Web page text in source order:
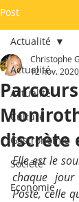
Post
Actualité
Actualité
Culture
Gastronomie
Société
Economie
Actualité
discrète
Christophe
12 nov. 2020
Elle est le
chaque
Poste, celle